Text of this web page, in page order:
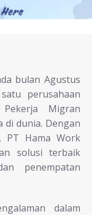
bulan Agustus
perusahaan
Migran
di dunia. Dengan
PT Hama Work
solusi terbaik
penempatan
dalam